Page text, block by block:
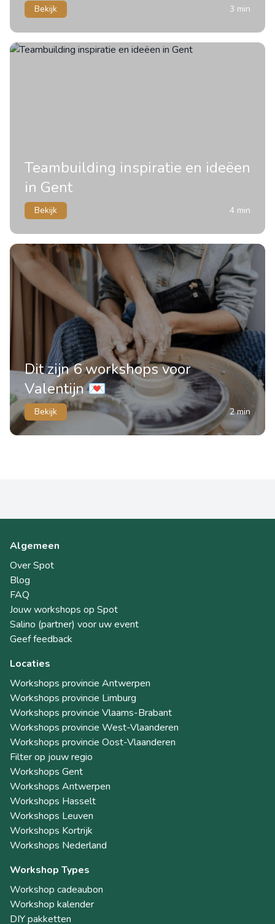
Bekijk 3 min
Teambuilding inspiratie en ideëen
in Gent
Bekijk 4 min
Dit zijn 6 workshops voor
Valentijn 💌
Bekijk 2 min
Algemeen
Over Spot
Blog
FAQ
Jouw workshops op Spot
Salino (partner) voor uw event
Geef feedback
Locaties
Workshops provincie Antwerpen
Workshops provincie Limburg
Workshops provincie Vlaams-Brabant
Workshops provincie West-Vlaanderen
Workshops provincie Oost-Vlaanderen
Filter op jouw regio
Workshops Gent
Workshops Antwerpen
Workshops Hasselt
Workshops Leuven
Workshops Kortrijk
Workshops Nederland
Workshop Types
Workshop cadeaubon
Workshop kalender
DIY pakketten